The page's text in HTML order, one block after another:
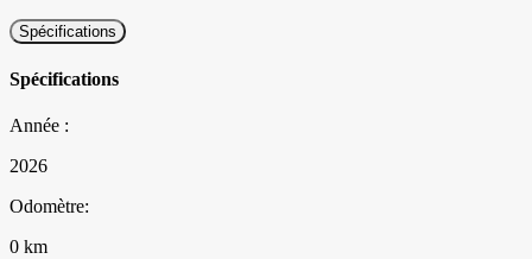
Spécifications
Spécifications
Année :
2026
Odomètre:
0 km